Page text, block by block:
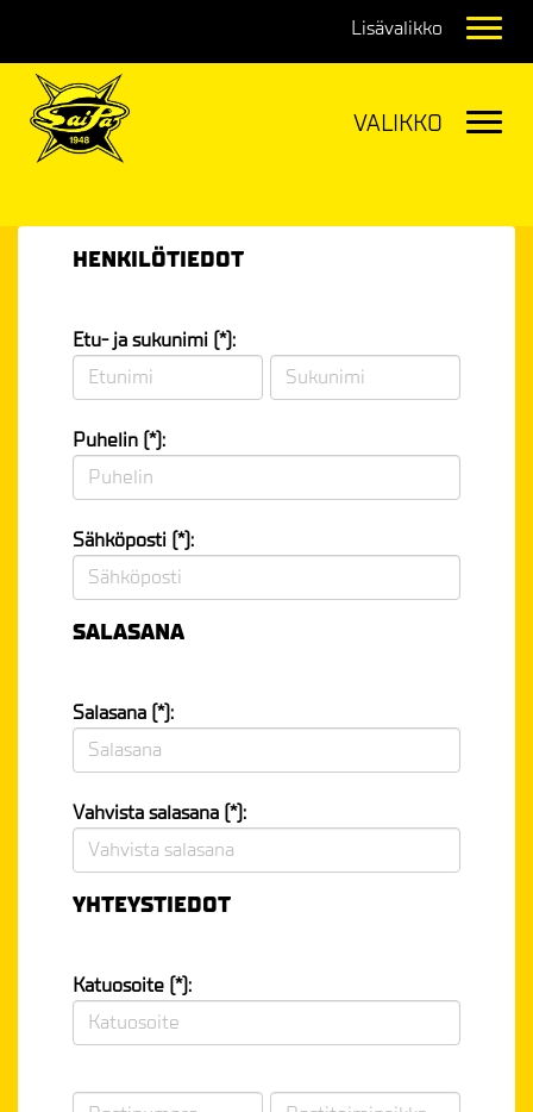
HENKILÖTIEDOT
Etu- ja sukunimi (*):
Puhelin (*):
Sähköposti (*):
SALASANA
Salasana (*):
Vahvista salasana (*):
YHTEYSTIEDOT
Katuosoite (*):